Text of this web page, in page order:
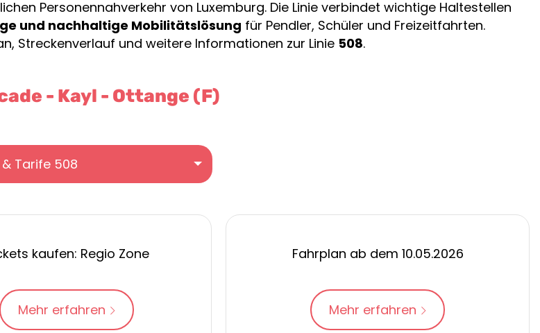
Personennahverkehr von Luxemburg. Die Linie verbindet wichtige Haltestellen
und nachhaltige Mobilitätslösung für Pendler, Schüler und Freizeitfahrten.
Streckenverlauf und weitere Informationen zur Linie 508.
- Kayl - Ottange (F)
Tarife 508
kaufen: Regio Zone
Mehr erfahren
Fahrplan ab dem 10.05.2026
Mehr erfahren